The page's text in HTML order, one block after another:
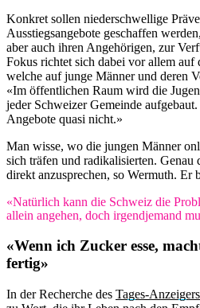
Konkret sollen niederschwellige
Ausstiegsangebote geschaffen
aber auch ihren Angehörigen, zur
Fokus richtet sich dabei vor allem auf
welche auf junge Männer und deren
«Im öffentlichen Raum wird die
jeder Schweizer Gemeinde
Angebote quasi nicht.»
Man wisse, wo die jungen Männer
sich träfen und radikalisierten. Genau
direkt anzusprechen, so Wermuth. Er
«Natürlich kann die Schweiz die
allein angehen, doch irgendjemand
«Wenn ich Zucker esse,
fertig»
In der Recherche des Tages-Anzeigers